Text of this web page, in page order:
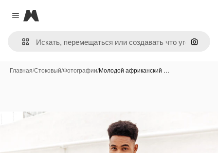
Close menu
Magnific
Поиск
Главная/Стоковый/Фотографии/Молодой африканский …